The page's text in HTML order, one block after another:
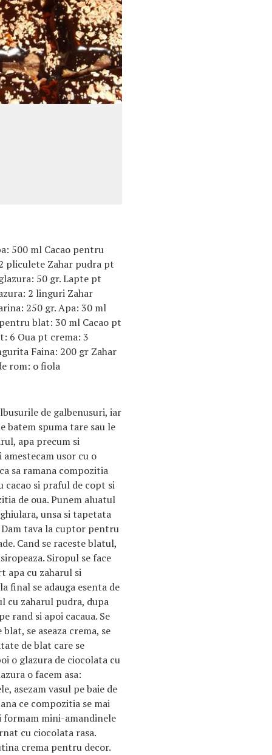
500 ml Cacao pentru
pliculete Zahar pudra pt
50 gr. Lapte pt
2 linguri Zahar
250 gr. Apa: 30 ml
blat: 30 ml Cacao pt
6 Oua pt crema: 3
Faina: 200 gr Zahar
rom: o fiola
de galbenusuri, iar
batem spuma tare sau le
apa precum si
usor cu o
sa ramana compozitia
cacao si praful de copt si
de oua. Punem aluatul
unsa si tapetata
tava la cuptor pentru
Cand se raceste blatul,
Siropul se face
apa cu zaharul si
final se adauga esenta de
cu zaharul pudra, dupa
rand si apoi cacaua. Se
se aseaza crema, se
de blat care se
o glazura de ciocolata cu
o facem asa:
asezam vasul pe baie de
ce compozitia se mai
formam mini-amandinele
cu ciocolata rasa.
crema pentru decor.